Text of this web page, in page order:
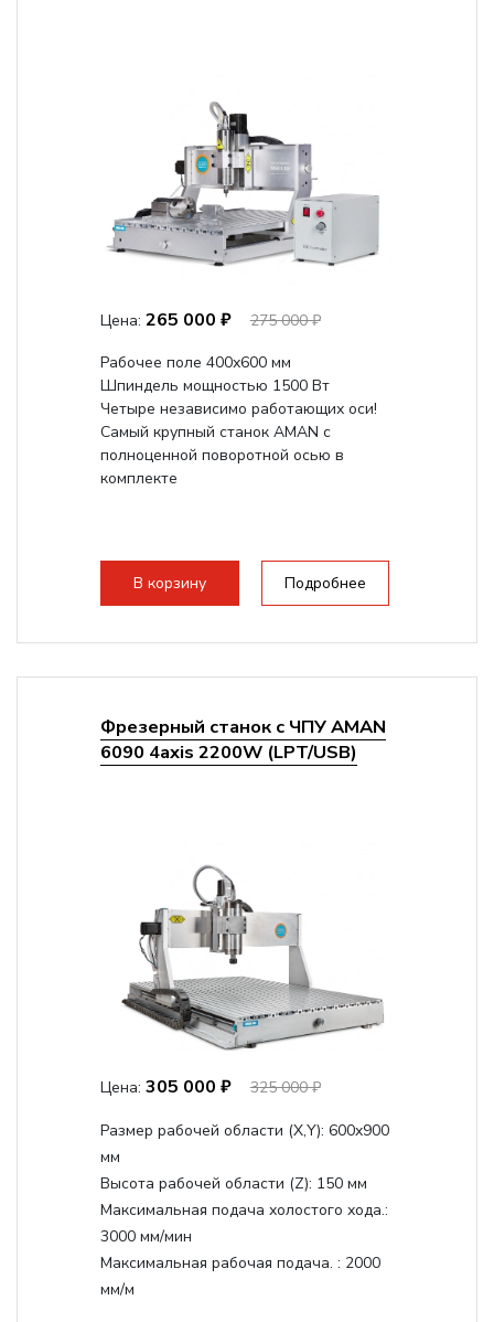
Цена: 265 000 ₽
275 000 ₽
Рабочее поле 400х600 мм
Шпиндель мощностью 1500 Вт
Четыре независимо работающих оси!
Самый крупный станок AMAN с
полноценной поворотной осью в
комплекте
В корзину Подробнее
Фрезерный станок с ЧПУ AMAN
6090 4axis 2200W (LPT/USB)
Цена: 305 000 ₽ 325 000 ₽
Размер рабочей области (Х,Y): 600x900
мм
Высота рабочей области (Z): 150 мм
Максимальная подача холостого хода.:
3000 мм/мин
Максимальная рабочая подача. : 2000
мм/м